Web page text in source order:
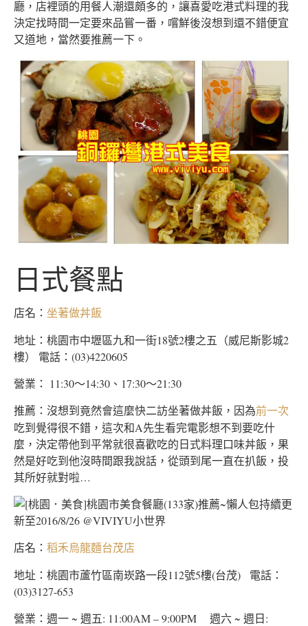
廳，店裡頭的用餐人潮還頗多的，讓喜愛吃港式料理的我
決定找時間一定要來品嘗一番，嚐鮮後沒想到還不錯便宜
又道地，當然要推薦一下。
日式餐點
店名： 坐著做丼飯
地址：桃園市中壢區九和一街18號2樓之五（威尼斯影城2
樓） 電話：(03)4220605
營業： 11:30～14:30、17:30～21:30
推薦：沒想到竟然會這麼快二訪坐著做丼飯，因為前一次
吃到覺得很不錯，這次和A先生看完電影想不到要吃什
麼，決定帶他到平常就很喜歡吃的日式料理口味丼飯，果
然是好吃到他沒時間跟我說話，從頭到尾一直在扒飯，投
其所好就對啦…
店名： 稻禾烏龍麵台茂店
地址：桃園市蘆竹區南崁路一段112號5樓(台茂) 電話：
(03)3127-653
營業：週一 ~ 週五: 11:00AM – 9:00PM 週六 ~ 週日: